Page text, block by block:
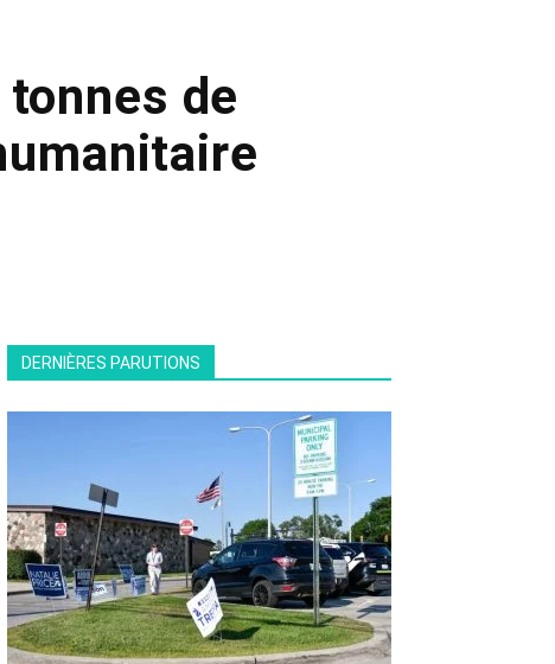
de
DERNIÈRES PARUTIONS